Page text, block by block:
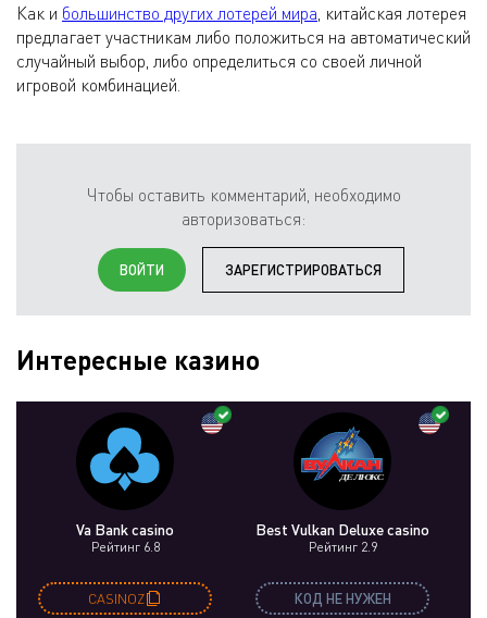
Как и большинство других лотерей мира , китайская лотерея
предлагает участникам либо положиться на автоматический
случайный выбор, либо определиться со своей личной
игровой комбинацией.
Чтобы оставить комментарий, необходимо
авторизоваться:
ВОЙТИ ЗАРЕГИСТРИРОВАТЬСЯ
Интересные казино
Va Bank casino
Рейтинг 6.8
CASINOZ
Best Vulkan Deluxe casino
Рейтинг 2.9
КОД НЕ НУЖЕН